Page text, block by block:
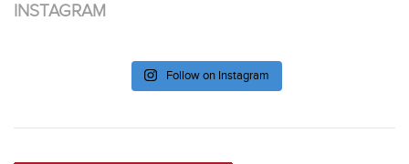
INSTAGRAM
Follow on Instagram